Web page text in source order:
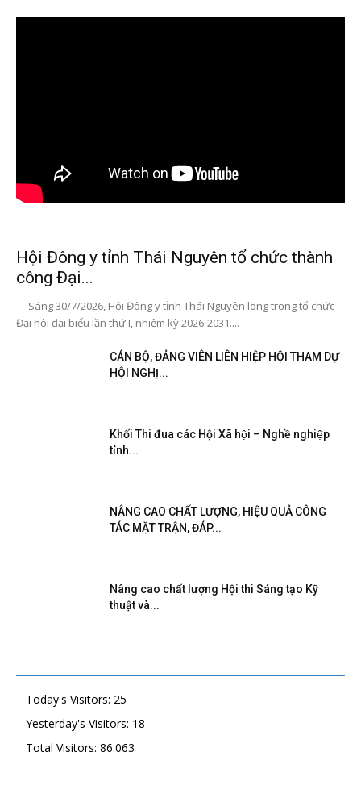
Hội Đông y tỉnh Thái Nguyên tổ chức thành
công Đại...
Sáng 30/7/2026, Hội Đông y tỉnh Thái Nguyên long trọng tổ chức
Đại hội đại biểu lần thứ I, nhiệm kỳ 2026-2031....
CÁN BỘ, ĐẢNG VIÊN LIÊN HIỆP HỘI THAM DỰ
HỘI NGHỊ...
Khối Thi đua các Hội Xã hội – Nghề nghiệp
tỉnh...
NÂNG CAO CHẤT LƯỢNG, HIỆU QUẢ CÔNG
TÁC MẶT TRẬN, ĐÁP...
Nâng cao chất lượng Hội thi Sáng tạo Kỹ
thuật và...
Today's Visitors: 25
Yesterday's Visitors: 18
Total Visitors: 86.063